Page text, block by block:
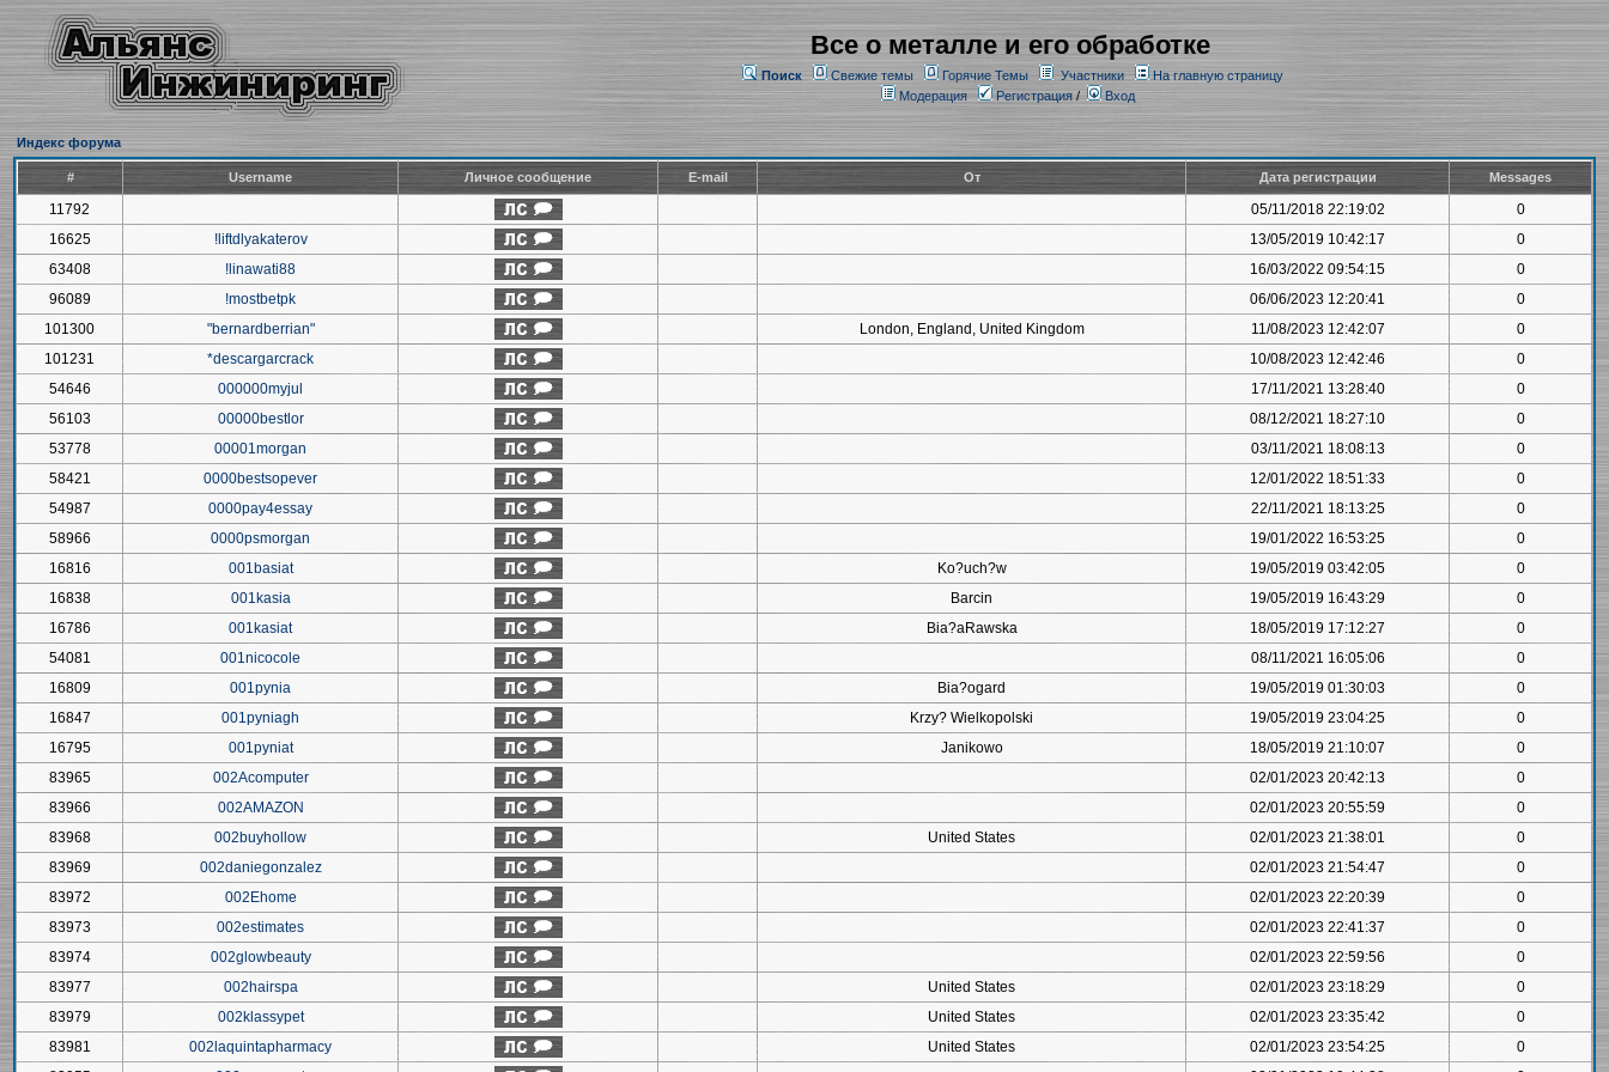
Все о металле и его обработке
Поиск Свежие темы Горячие Темы Участники
На главную страницу
Модерация
Регистрация/ Вход
Индекс форума
# Username Личное сообщение E-mail От Дата регистрации Messages
11792 05/11/2018 22:19:02
0
16625
!liftdlyakaterov 13/05/2019 10:42:17
0
63408
!linawati88 16/03/2022 09:54:15
0
96089
!mostbetpk 06/06/2023 12:20:41
0
101300
"bernardberrian" London, England, United Kingdom 11/08/2023 12:42:07
0
101231
*descargarcrack 10/08/2023 12:42:46
0
54646
000000myjul 17/11/2021 13:28:40
0
56103
00000bestlor 08/12/2021 18:27:10
0
53778
00001morgan 03/11/2021 18:08:13
0
58421
0000bestsopever 12/01/2022 18:51:33
0
54987
0000pay4essay 22/11/2021 18:13:25
0
58966
0000psmorgan 19/01/2022 16:53:25
0
16816
001basiat Ko?uch?w 19/05/2019 03:42:05
0
16838
001kasia Barcin 19/05/2019 16:43:29
0
16786
001kasiat Bia?aRawska 18/05/2019 17:12:27
0
54081
001nicocole 08/11/2021 16:05:06
0
16809
001pynia Bia?ogard 19/05/2019 01:30:03
0
16847
001pyniagh Krzy? Wielkopolski 19/05/2019 23:04:25
0
16795
001pyniat Janikowo 18/05/2019 21:10:07
0
83965
002Acomputer 02/01/2023 20:42:13
0
83966
002AMAZON 02/01/2023 20:55:59
0
83968
002buyhollow United States 02/01/2023 21:38:01
0
83969
002daniegonzalez 02/01/2023 21:54:47
0
83972
002Ehome 02/01/2023 22:20:39
0
83973
002estimates 02/01/2023 22:41:37
0
83974
002glowbeauty 02/01/2023 22:59:56
0
83977
002hairspa United States 02/01/2023 23:18:29
0
83979
002klassypet United States 02/01/2023 23:35:42
0
83981
002laquintapharmacy United States 02/01/2023 23:54:25
0